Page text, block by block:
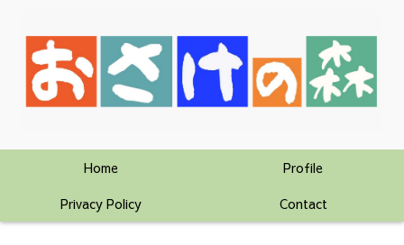
Home
Profile
Privacy Policy
Contact